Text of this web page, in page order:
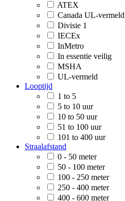
ATEX
Canada UL-vermeld
Divisie 1
IECEx
InMetro
In essentie veilig
MSHA
UL-vermeld
Looptijd
1 to 5
5 to 10 uur
10 to 50 uur
51 to 100 uur
101 to 400 uur
Straalafstand
0 - 50 meter
50 - 100 meter
100 - 250 meter
250 - 400 meter
400 - 600 meter